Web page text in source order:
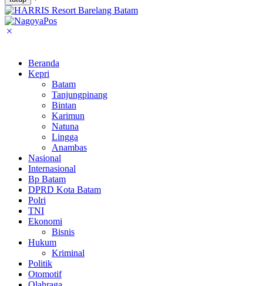
Beranda
Kepri
Batam
Tanjungpinang
Bintan
Karimun
Natuna
Lingga
Anambas
Nasional
Internasional
Bp Batam
DPRD Kota Batam
Polri
TNI
Ekonomi
Bisnis
Hukum
Kriminal
Politik
Otomotif